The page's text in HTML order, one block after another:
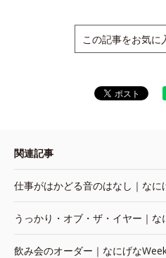
この記事をお気に
関連記事
仕事がはかどる音のはなし｜なに
うっかり・オブ・ザ・イヤー｜な
飲み会のオーダー｜なにげな